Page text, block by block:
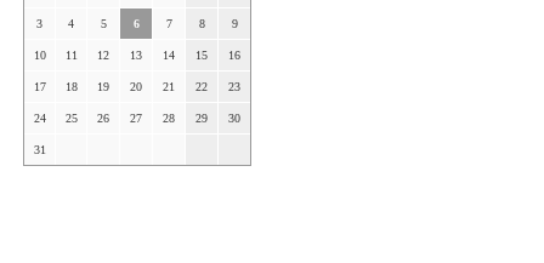
3 4 5 6 7 8 9
10 11 12 13 14 15 16
17 18 19 20 21 22 23
24 25 26 27 28 29 30
31